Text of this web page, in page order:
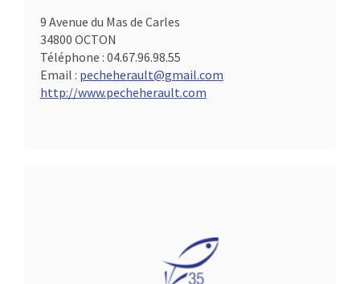
9 Avenue du Mas de Carles
34800 OCTON
Téléphone : 04.67.96.98.55
Email : pecheherault@gmail.com
http://www.pecheherault.com